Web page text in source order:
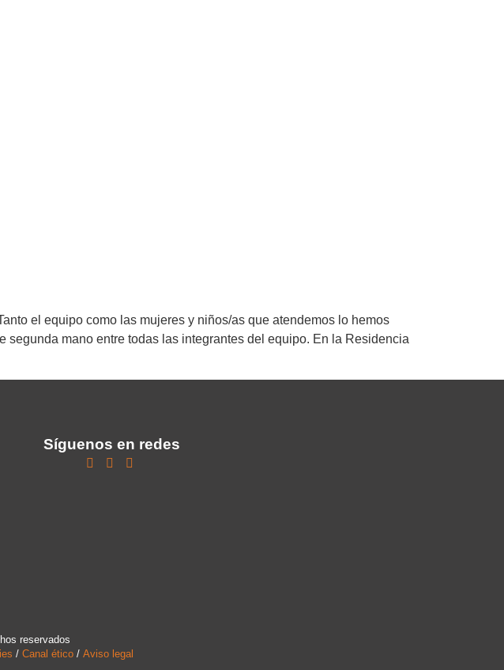
el equipo como las mujeres y niños/as que atendemos lo hemos
mano entre todas las integrantes del equipo. En la Residencia
Síguenos en redes
reservados
/ Canal ético/ Aviso legal